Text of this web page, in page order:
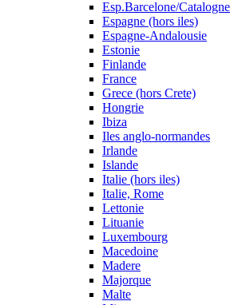
Esp.Barcelone/Catalogne
Espagne (hors iles)
Espagne-Andalousie
Estonie
Finlande
France
Grece (hors Crete)
Hongrie
Ibiza
Iles anglo-normandes
Irlande
Islande
Italie (hors iles)
Italie, Rome
Lettonie
Lituanie
Luxembourg
Macedoine
Madere
Majorque
Malte